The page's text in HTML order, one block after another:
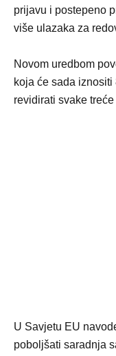
prijavu i postepeno
više ulazaka za
Novom uredbom
koja će sada
revidirati svake
U Savjetu EU
poboljšati saradnja